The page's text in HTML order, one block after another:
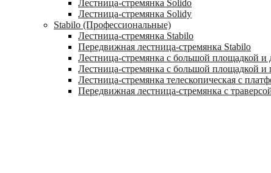
Лестница-стремянка Solido
Лестница-стремянка Solidy
Stabilo (Профессиональные)
Лестница-стремянка Stabilo
Передвижная лестница-стремянка Stabilo
Лестница-стремянка с большой площадкой и
Лестница-стремянка с большой площадкой и
Лестница-стремянка телескопическая с
Передвижная лестница-стремянка с